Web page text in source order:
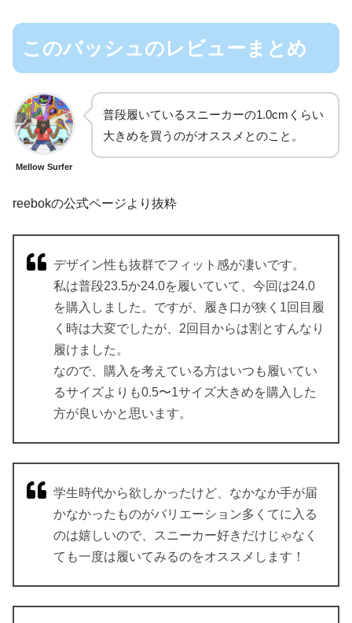
このバッシュのレビューまとめ
Mellow Surfer
普段履いているスニーカーの1.0cmくらい
大きめを買うのがオススメとのこと。
reebokの公式ページより抜粋
デザイン性も抜群でフィット感が凄いです。
私は普段23.5か24.0を履いていて、今回は24.0
を購入しました。ですが、履き口が狭く1回目履
く時は大変でしたが、2回目からは割とすんなり
履けました。
なので、購入を考えている方はいつも履いてい
るサイズよりも0.5〜1サイズ大きめを購入した
方が良いかと思います。
学生時代から欲しかったけど、なかなか手が届
かなかったものがバリエーション多くてに入る
のは嬉しいので、スニーカー好きだけじゃなく
ても一度は履いてみるのをオススメします！